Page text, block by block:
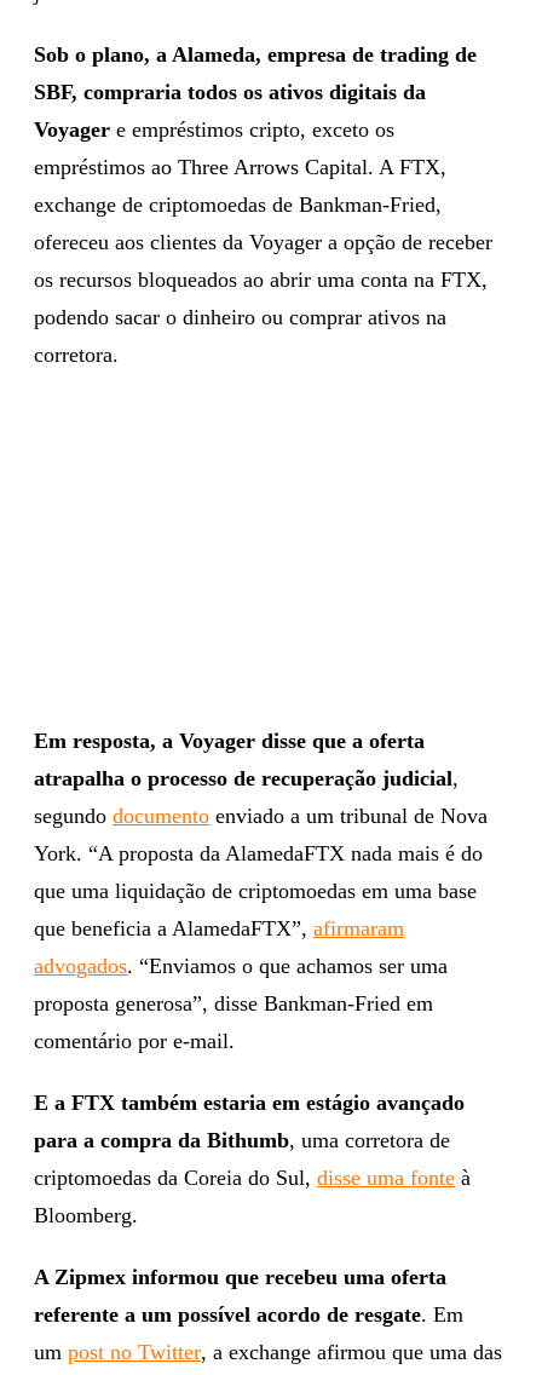
Sob o plano, a Alameda, empresa de trading de
SBF, compraria todos os ativos digitais da
Voyager e empréstimos cripto, exceto os
empréstimos ao Three Arrows Capital. A FTX,
exchange de criptomoedas de Bankman-Fried,
ofereceu aos clientes da Voyager a opção de receber
os recursos bloqueados ao abrir uma conta na FTX,
podendo sacar o dinheiro ou comprar ativos na
corretora.
Em resposta, a Voyager disse que a oferta
atrapalha o processo de recuperação judicial,
segundo documento enviado a um tribunal de Nova
York. “A proposta da AlamedaFTX nada mais é do
que uma liquidação de criptomoedas em uma base
que beneficia a AlamedaFTX”, afirmaram
advogados. “Enviamos o que achamos ser uma
proposta generosa”, disse Bankman-Fried em
comentário por e-mail.
E a FTX também estaria em estágio avançado
para a compra da Bithumb, uma corretora de
criptomoedas da Coreia do Sul, disse uma fonte à
Bloomberg.
A Zipmex informou que recebeu uma oferta
referente a um possível acordo de resgate. Em
um post no Twitter, a exchange afirmou que uma das